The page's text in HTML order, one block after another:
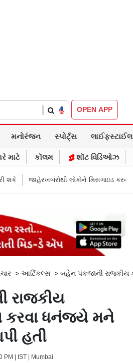
OPEN APP
મનોરંજન સ્પોર્ટ્સ લાઈફસ્ટાઈલ
માટે કૉલમ શૉટ વિડિઓઝ
કરનારી સેલિબ્રિટીઝ પણ ગુનેગાર ગણાય,
> આર્ટિકલ્સ > બહેન પંકજાની રાજકીય
રાજકીય
કરવા ધનંજયે મને
હતી
PM | IST | Mumbai